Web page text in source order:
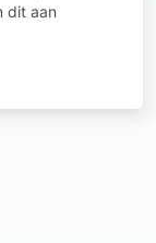
dit aan